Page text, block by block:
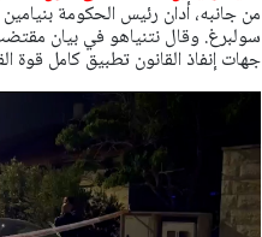
من جانبه، أدان رئيس الحكومة
سولبرغ. وقال نتنياهو في بيان
جهات إنفاذ القانون تطبيق كامل قوة